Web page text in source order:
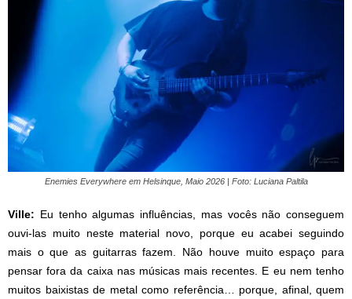
Enemies Everywhere em Helsinque, Maio 2026 | Foto: Luciana Paltila
Ville: Eu tenho algumas influências, mas vocês não conseguem
ouvi-las muito neste material novo, porque eu acabei seguindo
mais o que as guitarras fazem. Não houve muito espaço para
pensar fora da caixa nas músicas mais recentes. E eu nem tenho
muitos baixistas de metal como referência… porque, afinal, quem